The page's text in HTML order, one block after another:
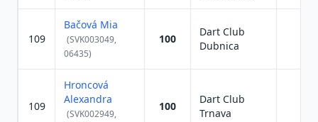
109
Bačová Mia
(SVK003049,
06435)
100
Dart Club
Dubnica
109
Hroncová
Alexandra
(SVK002949,
100
Dart Club
Trnava